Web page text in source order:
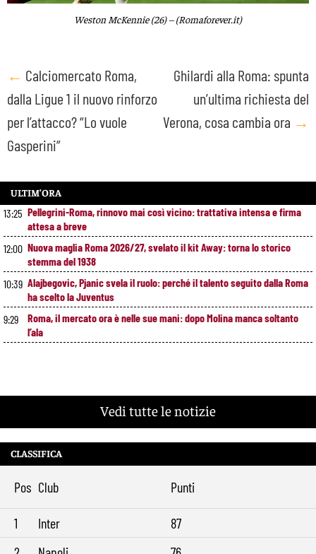
Weston McKennie (26) – (Romaforever.it)
Post
navigation
← Calciomercato Roma,
dalla Ligue 1 il nuovo rinforzo
per l’attacco? “Lo vuole
Gasperini”
Ghilardi alla Roma: spunta
un’ultima richiesta del
Verona, cosa cambia ora →
ULTIM’ORA
13:25 Pellegrini-Roma, rinnovo mai così vicino: trattativa intensa e firma
attesa a breve
12:00 Nuova maglia Roma 2026/27, svelato il kit Away: torna lo storico
stemma del 1938
10:39 Alajbegovic, Pjanic svela il ruolo: perché il talento seguito dalla Roma
ha scelto la Juventus
9:29
Roma, il mercato ora è nelle sue mani: dopo Molina manca soltanto
l’ala
Vedi tutte le notizie
CLASSIFICA
Pos Club Punti
1 Inter
87